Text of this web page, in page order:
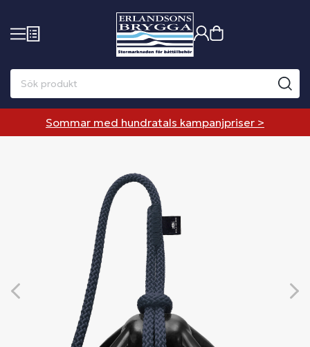
Sommar med hundratals kampanjpriser >